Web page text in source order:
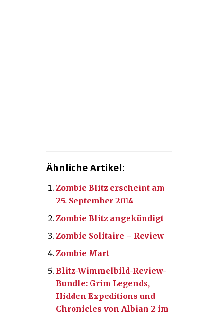
Ähnliche Artikel:
Zombie Blitz erscheint am
25. September 2014
Zombie Blitz angekündigt
Zombie Solitaire – Review
Zombie Mart
Blitz-Wimmelbild-Review-
Bundle: Grim Legends,
Hidden Expeditions und
Chronicles von Albian 2 im